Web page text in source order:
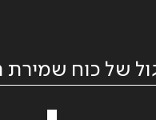
של כוח שמירת